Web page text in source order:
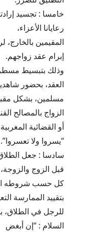
خامسا : تجسيد
رعايانا الأعزاء،
المقيمين بالخارج،
إبرام عقد زواجهم.
وذلك بتبسيط
العقد، بحضور
مسلمين، بشكل
الزواج بالمصالح
أو القضائية
“يسروا ولا تعسروا”.
سادسا : جعل
قبل الزوج والزوجة،
كل حسب شروطه
بتقييد الممارسة
للرجل في الطلاق،
السلام : “إن أبغض